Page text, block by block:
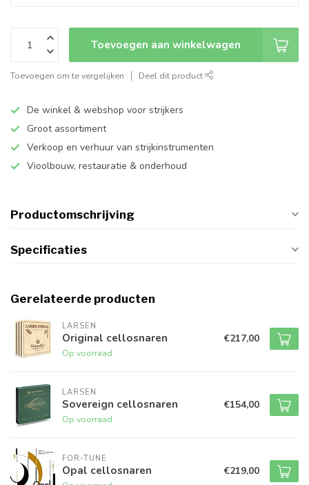
Toevoegen aan winkelwagen
Toevoegen om te vergelijken Deel dit product
De winkel & webshop voor strijkers
Groot assortiment
Verkoop en verhuur van strijkinstrumenten
Vioolbouw, restauratie & onderhoud
Productomschrijving
Specificaties
Gerelateerde producten
LARSEN
Original cellosnaren
Op voorraad
€217,00
LARSEN
Sovereign cellosnaren
Op voorraad
€154,00
FOR-TUNE
Opal cellosnaren €219,00